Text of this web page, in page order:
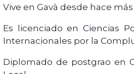
Vive en Gavà desde hace más
Es licenciado en Ciencias
Internacionales por la
Diplomado de postgrao en